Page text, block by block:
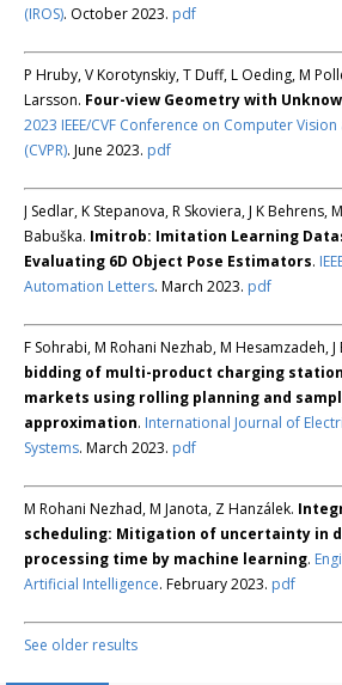
(IROS). October 2023. pdf
P Hruby, V Korotynskiy, T Duff, L Oeding, M
Larsson. Four-view Geometry with
2023 IEEE/CVF Conference on Computer
(CVPR). June 2023. pdf
J Sedlar, K Stepanova, R Skoviera, J K Behrens,
Babuška. Imitrob: Imitation Learning
Evaluating 6D Object Pose Estimators.
Automation Letters. March 2023. pdf
F Sohrabi, M Rohani Nezhab, M Hesamzadeh, J
bidding of multi-product charging
markets using rolling planning and
approximation. International Journal of
Systems. March 2023. pdf
M Rohani Nezhad, M Janota, Z Hanzálek.
scheduling: Mitigation of uncertainty in
processing time by machine learning.
Artificial Intelligence. February 2023. pdf
See older results